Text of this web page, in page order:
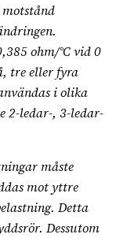
ohm/°C vid 0
tre eller fyra
i olika
2-ledar-, 3-ledar-
måste
mot yttre
Detta
Dessutom